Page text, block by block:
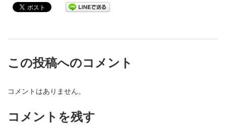
この投稿へのコメント
コメントはありません。
コメントを残す